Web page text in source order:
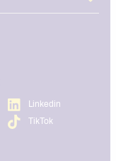
Linkedin
TikTok